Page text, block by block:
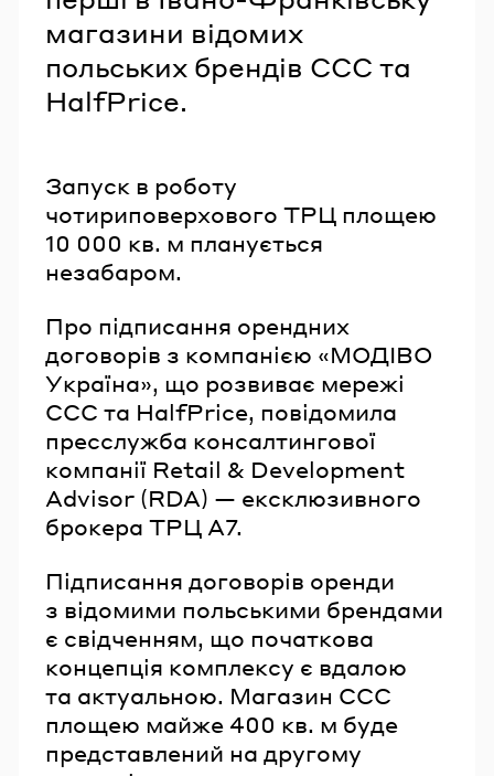
магазини відомих
польських брендів ССС та
HalfPrice.
Запуск в роботу
чотириповерхового ТРЦ площею
10 000 кв. м планується
незабаром.
Про підписання орендних
договорів з компанією «МОДІВО
Україна», що розвиває мережі
ССС та HalfPrice, повідомила
пресслужба консалтингової
компанії Retail & Development
Advisor (RDA) — ексклюзивного
брокера ТРЦ А7.
Підписання договорів оренди
з відомими польськими брендами
є свідченням, що початкова
концепція комплексу є вдалою
та актуальною. Магазин ССС
площею майже 400 кв. м буде
представлений на другому